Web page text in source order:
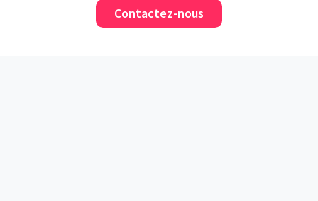
Contactez-nous